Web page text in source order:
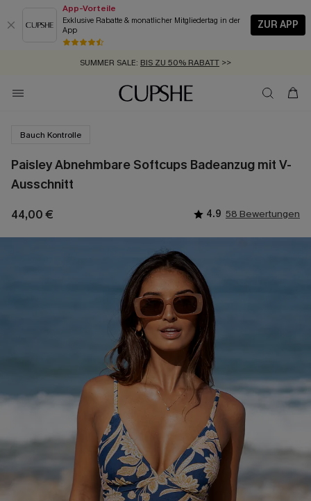
App-Vorteile
Exklusive Rabatte & monatlicher Mitgliedertag in der
App
ZUR APP
GRATIS MASSBAND MIT JEDEM SCHNELLVERSAND-ARTIKEL >>
SUMMER SALE: BIS ZU 50% RABATT >>
ZUM NEWSLETTER:BIS ZU -20% EXTRA ERHALTEN
KOSTENLOSER VERSAND AB 89 €
Bauch Kontrolle
Paisley Abnehmbare Softcups Badeanzug mit V-
Ausschnitt
44,00 € 4.9 58 Bewertungen